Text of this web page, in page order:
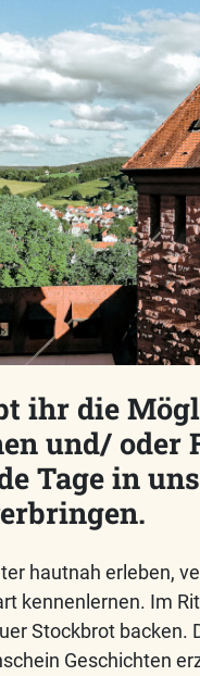
ihr die
und/ oder
Tage in
hautnah erleben,
kennenlernen. Im
Stockbrot backen.
Geschichten